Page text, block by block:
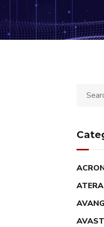
ATERA
AVAST